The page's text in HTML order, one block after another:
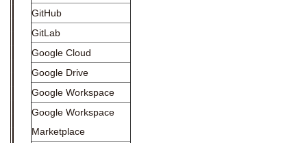
GitHub
GitLab
Google Cloud
Google Drive
Google Workspace
Google Workspace
Marketplace